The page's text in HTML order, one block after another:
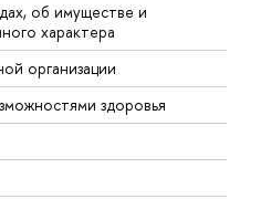
об имуществе и
характера
организации
здоровья